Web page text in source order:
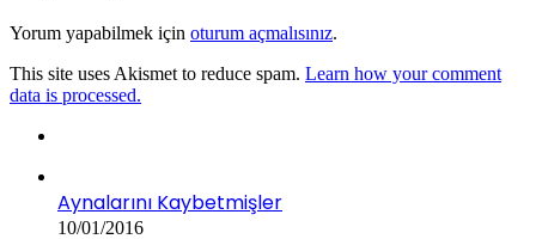
Yorum yapabilmek için oturum açmalısınız.
This site uses Akismet to reduce spam. Learn how your comment
data is processed.
Aynalarını Kaybetmişler
10/01/2016